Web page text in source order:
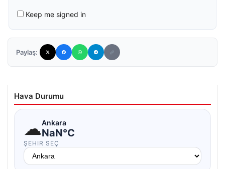
Keep me signed in
Paylaş:
Hava Durumu
☁Ankara
NaN°C
ŞEHIR SEÇ